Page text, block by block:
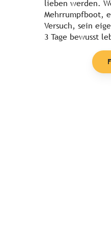
lieben werden.
Mehrrumpfboot,
Versuch, sein
3 Tage bewusst